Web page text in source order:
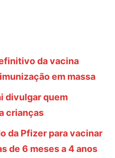
da vacina
em massa
divulgar quem
crianças
da Pfizer para vacinar
de 6 meses a 4 anos